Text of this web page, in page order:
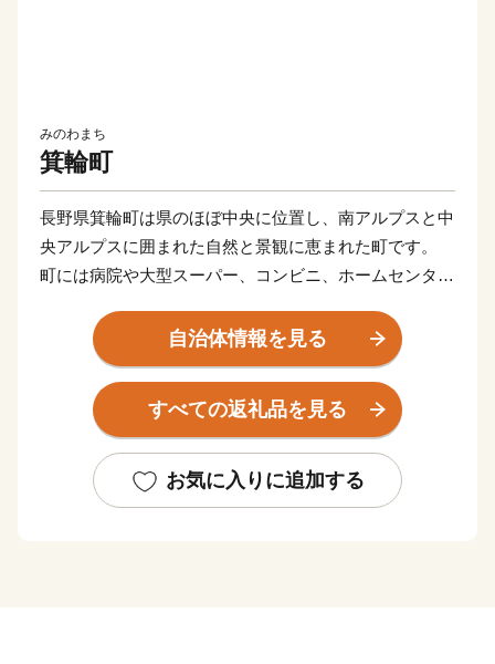
みのわまち
箕輪町
長野県箕輪町は県のほぼ中央に位置し、南アルプスと中
央アルプスに囲まれた自然と景観に恵まれた町です。
町には病院や大型スーパー、コンビニ、ホームセンター
ほどの田舎暮らし”ができます。
また、町のどこにいても中心部まで車で10分ほどでいけ
るため、生活するのに困ることが少ないです。
赤そばと聞くと麺が赤いと思われますが、麺の色は普通
のそばと変わりません。
自治体情報を見る
すべての返礼品を見る
お気に入りに追加する